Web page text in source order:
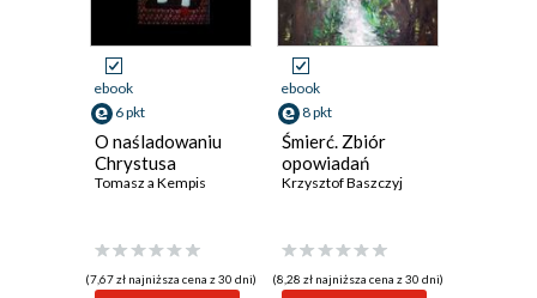
ebook
6 pkt
O naśladowaniu
Chrystusa
Tomasz a Kempis
(7,67 zł najniższa cena z 30 dni)
ebook
8 pkt
Śmierć. Zbiór
opowiadań
Krzysztof Baszczyj
(8,28 zł najniższa cena z 30 dni)